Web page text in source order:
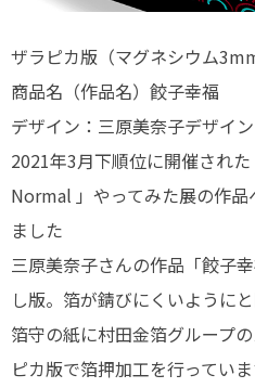
ザラピカ版（マグネシウム3mm
商品名（作品名）餃子幸福
デザイン：三原美奈子デザイン
2021年3月下順位に開催され
Normal 」やってみた展の作
ました
三原美奈子さんの作品「餃子
し版。箔が錆びにくいように
箔守の紙に村田金箔グループ
ピカ版で箔押加工を行っていま